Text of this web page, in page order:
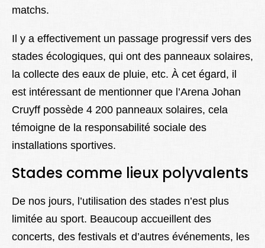
matchs.
Il y a effectivement un passage progressif vers des
stades écologiques, qui ont des panneaux solaires,
la collecte des eaux de pluie, etc. À cet égard, il
est intéressant de mentionner que l’Arena Johan
Cruyff possède 4 200 panneaux solaires, cela
témoigne de la responsabilité sociale des
installations sportives.
Stades comme lieux polyvalents
De nos jours, l’utilisation des stades n’est plus
limitée au sport. Beaucoup accueillent des
concerts, des festivals et d’autres événements, les